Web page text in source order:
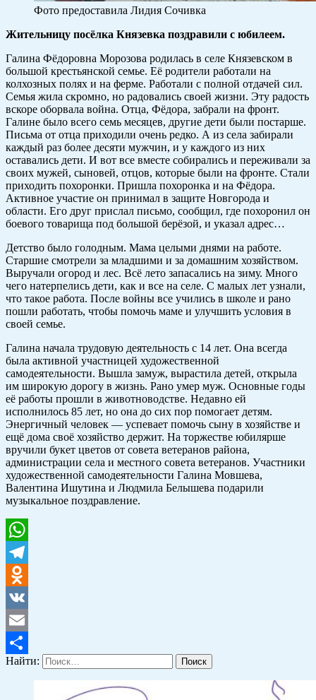
Фото предоставила Лидия Сочивка
Жительницу посёлка Князевка поздравили с юбилеем.
Галина Фёдоровна Морозова родилась в селе Князевском в
большой крестьянской семье. Её родители работали на
колхозных полях и на ферме. Работали с полной отдачей сил.
Семья жила скромно, но радовались своей жизни. Эту радость
вскоре оборвала война. Отца, Фёдора, забрали на фронт.
Галине было всего семь месяцев, другие дети были постарше.
Письма от отца приходили очень редко. А из села забирали
каждый раз более десяти мужчин, и у каждого из них
оставались дети. И вот все вместе собирались и переживали за
своих мужей, сыновей, отцов, которые были на фронте. Стали
приходить похоронки. Пришла похоронка и на Фёдора.
Активное участие он принимал в защите Новгорода и
области. Его друг прислал письмо, сообщил, где похоронил он
боевого товарища под большой берёзой, и указал адрес…
Детство было голодным. Мама целыми днями на работе.
Старшие смотрели за младшими и за домашним хозяйством.
Выручали огород и лес. Всё лето запасались на зиму. Много
чего натерпелись дети, как и все на селе. С малых лет узнали,
что такое работа. После войны все учились в школе и рано
пошли работать, чтобы помочь маме и улучшить условия в
своей семье.
Галина начала трудовую деятельность с 14 лет. Она всегда
была активной участницей художественной
самодеятельности. Вышла замуж, вырастила детей, открыла
им широкую дорогу в жизнь. Рано умер муж. Основные годы
её работы прошли в животноводстве. Недавно ей
исполнилось 85 лет, но она до сих пор помогает детям.
Энергичный человек — успевает помочь сыну в хозяйстве и
ещё дома своё хозяйство держит. На торжестве юбилярше
вручили букет цветов от совета ветеранов района,
администрации села и местного совета ветеранов. Участники
художественной самодеятельности Галина Мовшева,
Валентина Ишутина и Людмила Белышева подарили
музыкальное поздравление.
WhatsApp
Telegram
Odnoklassniki
VK
Email
Отправить
Найти: